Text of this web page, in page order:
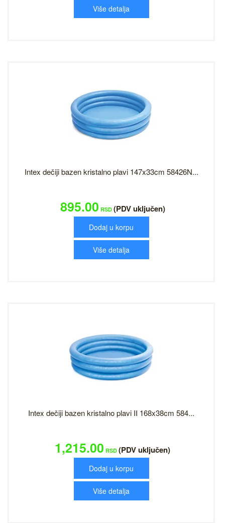
Više detalja
Intex dečiji bazen kristalno plavi 147x33cm 58426N...
895.00 RSD (PDV uključen)
Dodaj u korpu
Više detalja
Intex dečiji bazen kristalno plavi II 168x38cm 584...
1,215.00 RSD (PDV uključen)
Dodaj u korpu
Više detalja